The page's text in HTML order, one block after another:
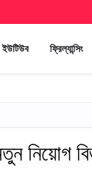
ইউটিউব ফ্রিল্যান্সিং
নিয়োগ